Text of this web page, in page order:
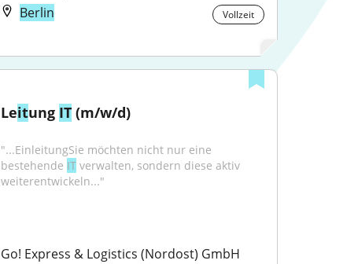
Berlin
Vollzeit
Leitung IT (m/w/d)
"...EinleitungSie möchten nicht nur eine
bestehende IT verwalten, sondern diese aktiv
weiterentwickeln..."
Go! Express & Logistics (Nordost) GmbH